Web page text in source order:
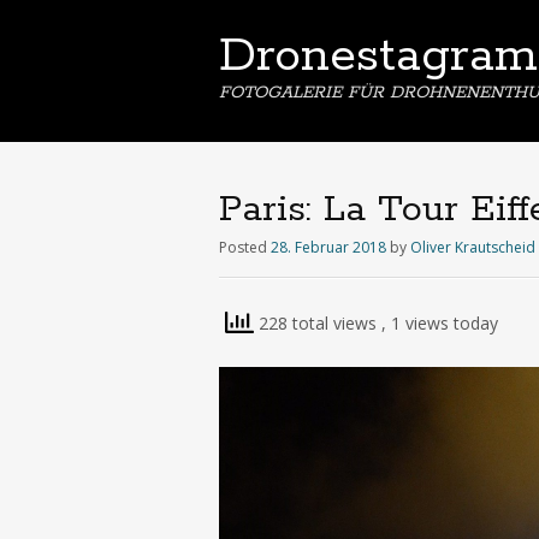
Dronestagram
FOTOGALERIE FÜR
Paris: La Tour
Posted 28. Februar 2018 by Oliver Krautscheid
228 total views , 1 views today